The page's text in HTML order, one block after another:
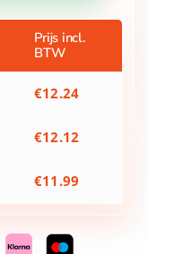
Prijs incl.
BTW
€12.24
€12.12
€11.99